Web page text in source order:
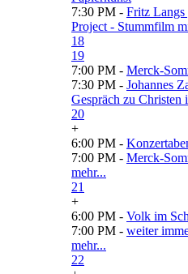
7:30 PM - Fritz Langs
Project - Stummfilm
18
19
7:00 PM - Merck-
7:30 PM - Johannes
Gespräch zu Christen
20
+
6:00 PM -
7:00 PM - Merck-
mehr...
21
+
6:00 PM - Volk im
7:00 PM - weiter
mehr...
22